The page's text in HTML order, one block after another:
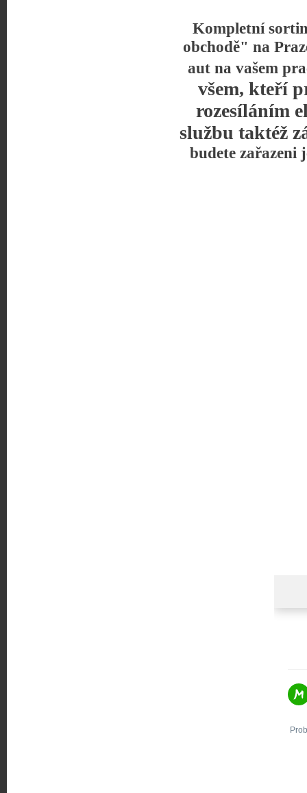
Kompletní
obchodě" na
aut na vašem
všem, kteří
rozesíláním
službu taktéž
budete zařazeni